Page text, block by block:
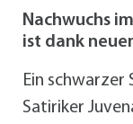
Nachwuchs
ist dank
Ein schwarzer
Satiriker